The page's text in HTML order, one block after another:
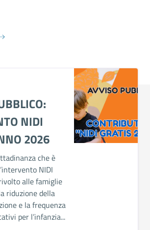
NIDI
2026
che è
NIDI
alle famiglie
riduzione della
e la frequenza
per l’infanzia...